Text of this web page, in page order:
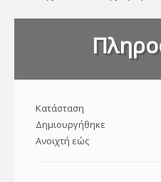
Κατάσταση
Δημιουργήθηκε
Ανοιχτή εώς